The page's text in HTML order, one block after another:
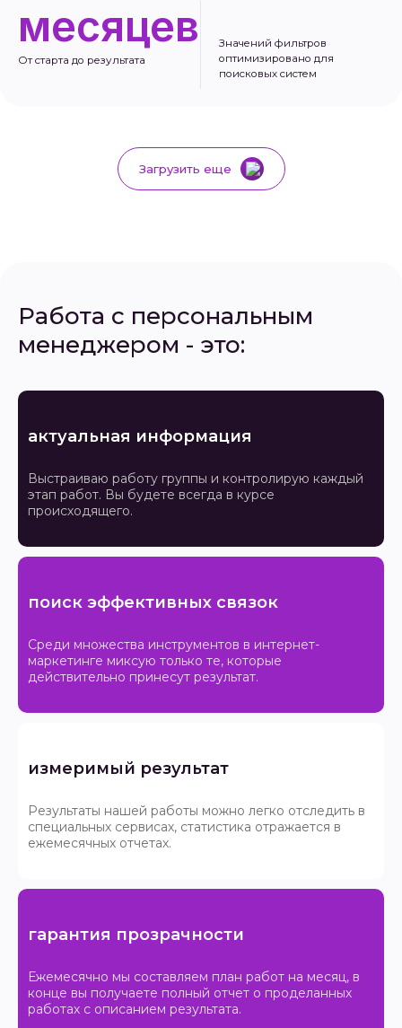
месяцев
От старта до результата
Значений фильтров
оптимизировано для
поисковых систем
Загрузить еще
Работа с персональным
менеджером - это:
актуальная информация
Выстраиваю работу группы и контролирую каждый
этап работ. Вы будете всегда в курсе
происходящего.
поиск эффективных связок
Среди множества инструментов в интернет-
маркетинге миксую только те, которые
действительно принесут результат.
измеримый результат
Результаты нашей работы можно легко отследить в
специальных сервисах, статистика отражается в
ежемесячных отчетах.
гарантия прозрачности
Ежемесячно мы составляем план работ на месяц, в
конце вы получаете полный отчет о проделанных
работах с описанием результата.